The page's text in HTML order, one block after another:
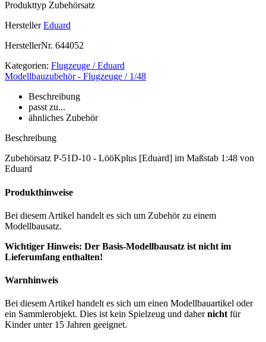
Produkttyp Zubehörsatz
Hersteller Eduard
HerstellerNr. 644052
Kategorien: Flugzeuge / Eduard
Modellbauzubehör - Flugzeuge / 1/48
Beschreibung
passt zu...
ähnliches Zubehör
Beschreibung
Zubehörsatz P-51D-10 - LööKplus [Eduard] im Maßstab 1:48 von
Eduard
Produkthinweise
Bei diesem Artikel handelt es sich um Zubehör zu einem
Modellbausatz.
Wichtiger Hinweis: Der Basis-Modellbausatz ist nicht im
Lieferumfang enthalten!
Warnhinweis
Bei diesem Artikel handelt es sich um einen Modellbauartikel oder
ein Sammlerobjekt. Dies ist kein Spielzeug und dahernicht für
Kinder unter 15 Jahren geeignet.